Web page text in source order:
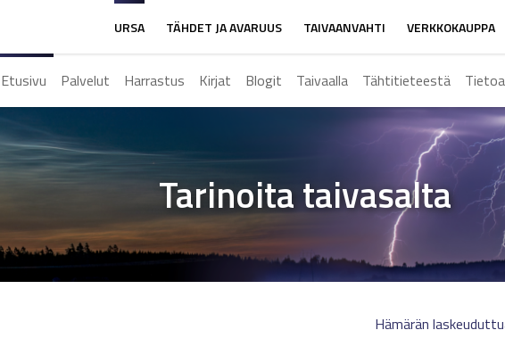
URSA TÄHDET JA AVARUUS TAIVAANVAHTI VERKKOKAUPPA
Etusivu Palvelut Harrastus Kirjat Blogit Taivaalla Tähtitieteestä
Tarinoita taivasalta
Hämärän